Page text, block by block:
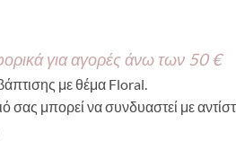
για αγορές άνω των 50 €
με θέμα Floral.
σας μπορεί να συνδυαστεί με